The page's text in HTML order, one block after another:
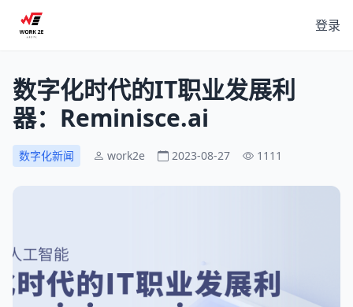
登录
数字化时代的IT职业发展利
器：Reminisce.ai
数字化新闻 work2e 2023-08-27 1111